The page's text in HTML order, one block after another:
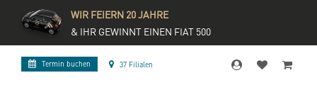
WIR FEIERN 20 JAHRE
& IHR GEWINNT EINEN FIAT 500
Termin buchen 37 Filialen